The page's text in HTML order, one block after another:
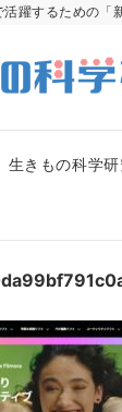
躍するための「
生きもの科学